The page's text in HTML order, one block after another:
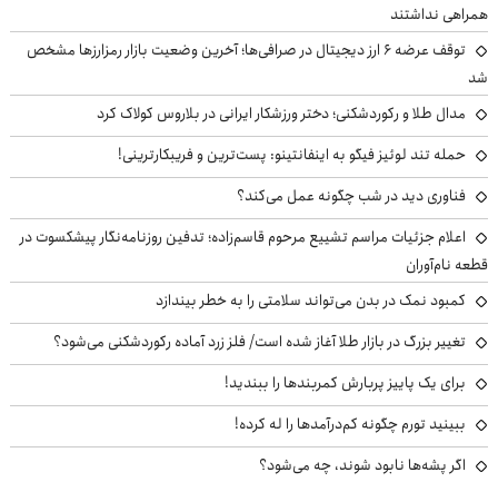
همراهی نداشتند
توقف عرضه ۶ ارز دیجیتال در صرافی‌ها؛ آخرین وضعیت بازار رمزارزها مشخص
شد
مدال طلا و رکوردشکنی؛ دختر ورزشکار ایرانی در بلاروس کولاک کرد
حمله تند لوئیز فیگو به اینفانتینو: پست‌ترین و فریبکارترینی!
فناوری دید در شب چگونه عمل می‌کند؟
اعلام جزئیات مراسم تشییع مرحوم قاسم‌زاده؛ تدفین روزنامه‌نگار پیشکسوت در
قطعه نام‌آوران
کمبود نمک در بدن می‌تواند سلامتی را به خطر بیندازد
تغییر بزرگ در بازار طلا آغاز شده است/ فلز زرد آماده رکوردشکنی می‌شود؟
برای یک پاییز پربارش کمربندها را ببندید!
ببینید تورم چگونه کم‌درآمدها را له کرده!
اگر پشه‌ها نابود شوند، چه می‌شود؟